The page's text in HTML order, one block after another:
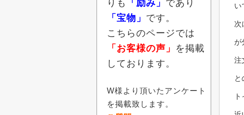
い
次
が
注
と
りも
「励み」 であり
「宝物」 です。
こちらのページでは
「お客様の声」 を掲載
しております。
W様より頂いたアンケート
を掲載致します。